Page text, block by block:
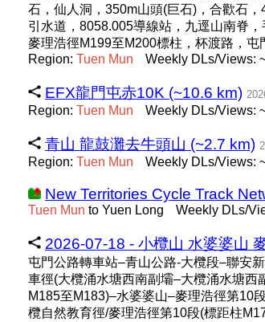
石，仙人洞，350m山頭(巨石)，合歡石
引水道，8058.005導線站，九逕山南脊
麥理浩徑M199至M200標柱，杯渡路，屯
Region: Tuen Mun Weekly DLs/Views:
EFX龍門屯赤10K (~10.6 km)
Region: Tuen Mun Weekly DLs/Views:
青山 龍鼓灘去牛頭山 (~2.7 km)
Region: Tuen Mun Weekly DLs/Views:
New Territories Cycle Track
Tuen Mun to Yuen Long Weekly DLs/
2026-07-18 - 小欖山 水婆婆山
屯門公路轉車站–青山公路-大欖段–聯安
車徑(大欖涌水塘西南副壩–大欖涌水塘
M185至M183)–水婆婆山–麥理浩徑第10
欖自然教育徑/麥理浩徑第10段(標距柱